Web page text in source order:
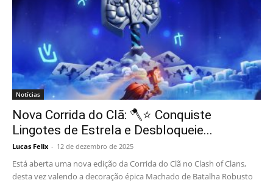
Notícias
Nova Corrida do Clã: 🪓⭐ Conquiste
Lingotes de Estrela e Desbloqueie...
Lucas Felix - 12 de dezembro de 2025
Está aberta uma nova edição da Corrida do Clã no Clash of Clans,
desta vez valendo a decoração épica Machado de Batalha Robusto